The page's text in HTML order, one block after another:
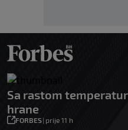
Sa rastom
hrane
FORBES| prije 11 h